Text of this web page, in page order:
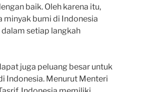
baik. Oleh karena itu,
minyak bumi di Indonesia
setiap langkah
juga peluang besar untuk
Indonesia. Menurut Menteri